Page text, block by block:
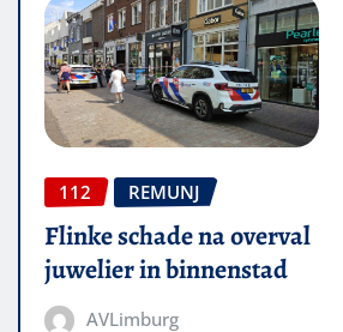
112 REMUNJ
Flinke schade na overval
juwelier in binnenstad
AVLimburg